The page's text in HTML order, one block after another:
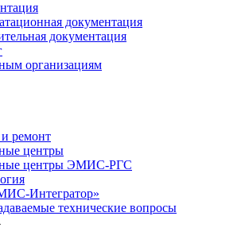
документация
документация
организациям
ремонт
центры
центры ЭМИС-РГС
Интегратор»
технические вопросы